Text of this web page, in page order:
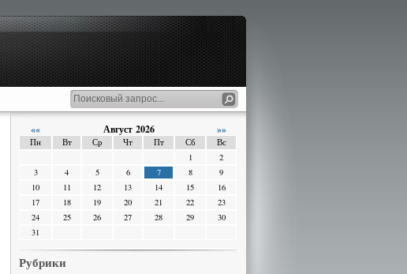
«« Август 2026 »»
Пн Вт Ср Чт Пт Сб
Вс
1
2
3
4 5 6 7 8
9
10
11 12 13 14 15
16
17
18 19 20 21 22
23
24
25 26 27 28 29
30
31
Рубрики